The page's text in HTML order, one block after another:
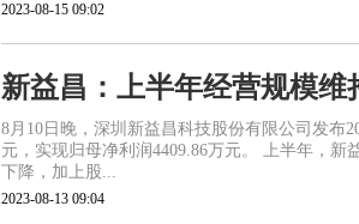
2023-08-15 09:02
新益昌：上半年经营规模
8月10日晚，深圳新益昌科技股份有限公司发布
元，实现归母净利润4409.86万元。 上半年，
下降，加上股...
2023-08-13 09:04